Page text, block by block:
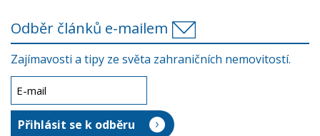
Odběr článků e-mailem
Zajímavosti a tipy ze světa zahraničních nemovitostí.